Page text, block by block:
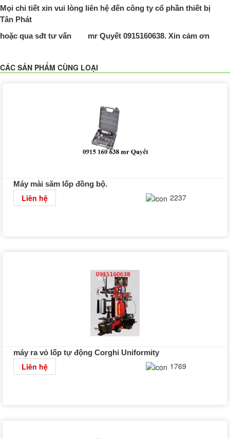
Mọi chi tiết xin vui lòng liên hệ đến công ty cổ phần thiết bị
Tân Phát
hoặc qua sđt tư vấn mr Quyết 0915160638. Xin cảm ơn
CÁC SẢN PHẨM CÙNG LOẠI
Máy mài săm lốp đồng bộ.
Liên hệ 2237
máy ra vỏ lốp tự động Corghi Uniformity
Liên hệ 1769